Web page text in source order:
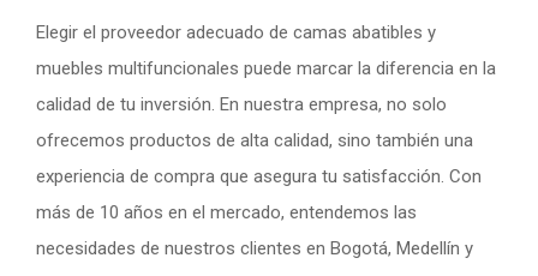
Elegir el proveedor adecuado de camas abatibles y
muebles multifuncionales puede marcar la diferencia en la
calidad de tu inversión. En nuestra empresa, no solo
ofrecemos productos de alta calidad, sino también una
experiencia de compra que asegura tu satisfacción. Con
más de 10 años en el mercado, entendemos las
necesidades de nuestros clientes en Bogotá, Medellín y